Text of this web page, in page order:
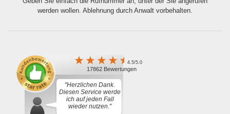
werden wollen. Ablehnung durch Anwalt vorbehalten.
4.5/5.0
17862 Bewertungen
"Herzlichen Dank.
Diesen Service werde
ich auf jeden Fall
wieder nutzen."